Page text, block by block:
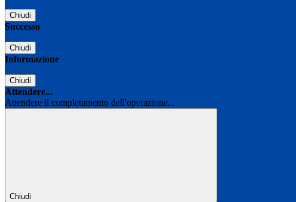
Chiudi
Successo
Chiudi
Informazione
Chiudi
Attendere...
Attendere il completamento dell'operazione...
Chiudi